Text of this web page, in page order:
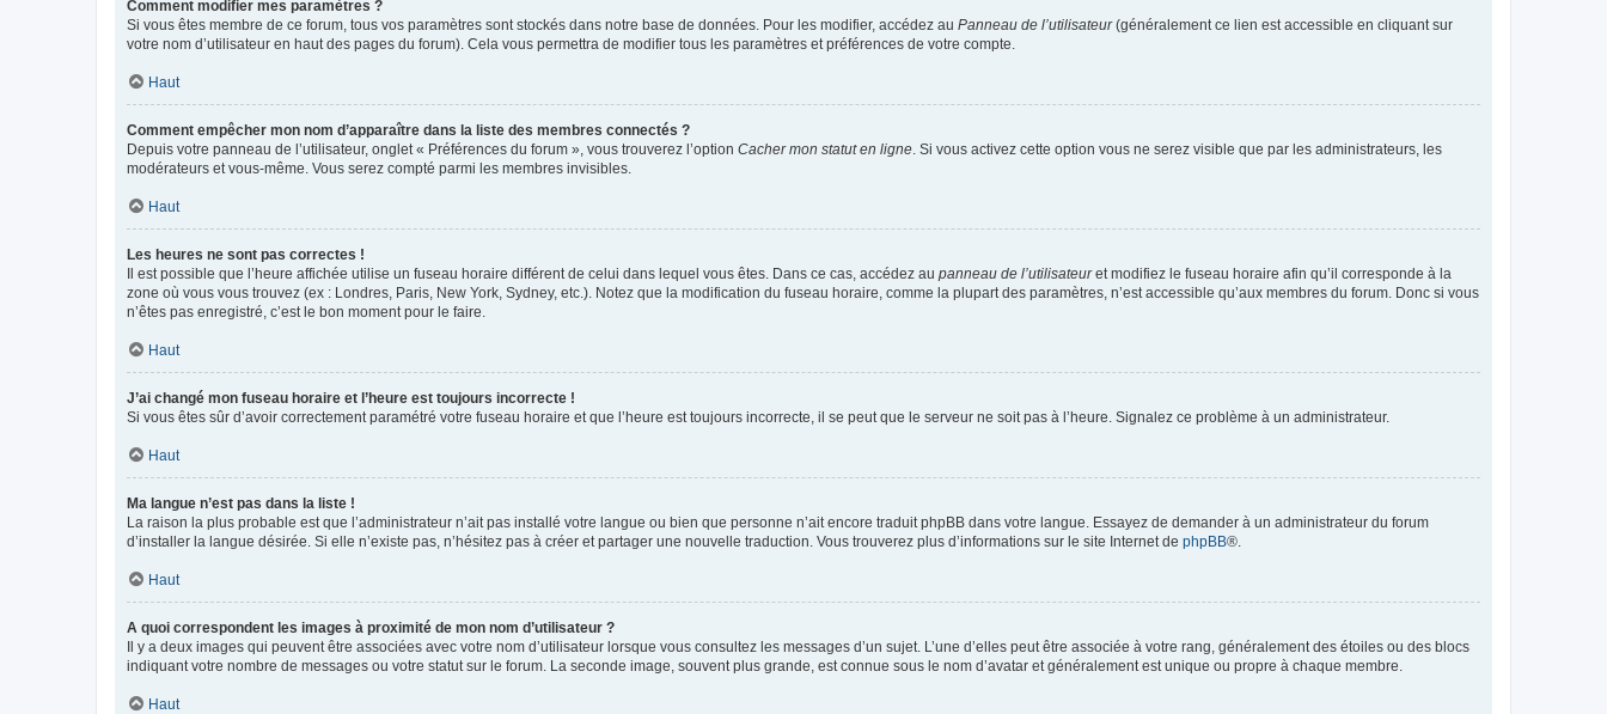
Comment modifier mes paramètres ?
Si vous êtes membre de ce forum, tous vos paramètres sont stockés dans notre base de données. Pour les modifier, accédez au Panneau de l’utilisateur(généralement ce lien est accessible en cliquant sur
votre nom d’utilisateur en haut des pages du forum). Cela vous permettra de modifier tous les paramètres et préférences de votre compte.
Haut
Comment empêcher mon nom d’apparaître dans la liste des membres connectés ?
Depuis votre panneau de l’utilisateur, onglet « Préférences du forum », vous trouverez l’option Cacher mon statut en ligne. Si vous activez cette option vous ne serez visible que par les administrateurs, les
modérateurs et vous-même. Vous serez compté parmi les membres invisibles.
Haut
Les heures ne sont pas correctes !
Il est possible que l’heure affichée utilise un fuseau horaire différent de celui dans lequel vous êtes. Dans ce cas, accédez au panneau de l’utilisateuret modifiez le fuseau horaire afin qu’il corresponde à la
zone où vous vous trouvez (ex : Londres, Paris, New York, Sydney, etc.). Notez que la modification du fuseau horaire, comme la plupart des paramètres, n’est accessible qu’aux membres du forum. Donc si vous
n’êtes pas enregistré, c’est le bon moment pour le faire.
Haut
J’ai changé mon fuseau horaire et l’heure est toujours incorrecte !
Si vous êtes sûr d’avoir correctement paramétré votre fuseau horaire et que l’heure est toujours incorrecte, il se peut que le serveur ne soit pas à l’heure. Signalez ce problème à un administrateur.
Haut
Ma langue n’est pas dans la liste !
La raison la plus probable est que l’administrateur n’ait pas installé votre langue ou bien que personne n’ait encore traduit phpBB dans votre langue. Essayez de demander à un administrateur du forum
d’installer la langue désirée. Si elle n’existe pas, n’hésitez pas à créer et partager une nouvelle traduction. Vous trouverez plus d’informations sur le site Internet de phpBB®.
Haut
A quoi correspondent les images à proximité de mon nom d’utilisateur ?
Il y a deux images qui peuvent être associées avec votre nom d’utilisateur lorsque vous consultez les messages d’un sujet. L’une d’elles peut être associée à votre rang, généralement des étoiles ou des blocs
indiquant votre nombre de messages ou votre statut sur le forum. La seconde image, souvent plus grande, est connue sous le nom d’avatar et généralement est unique ou propre à chaque membre.
Haut